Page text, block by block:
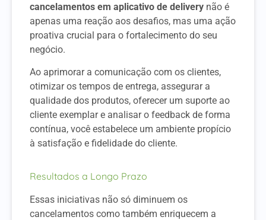
cancelamentos em aplicativo de delivery não é
apenas uma reação aos desafios, mas uma ação
proativa crucial para o fortalecimento do seu
negócio.
Ao aprimorar a comunicação com os clientes,
otimizar os tempos de entrega, assegurar a
qualidade dos produtos, oferecer um suporte ao
cliente exemplar e analisar o feedback de forma
contínua, você estabelece um ambiente propício
à satisfação e fidelidade do cliente.
Resultados a Longo Prazo
Essas iniciativas não só diminuem os
cancelamentos como também enriquecem a